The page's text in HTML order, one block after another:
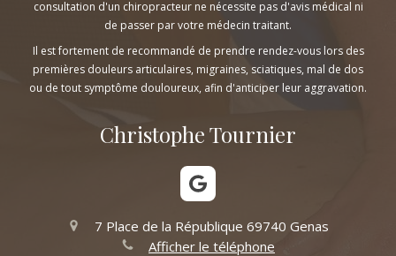
consultation d'un chiropracteur ne nécessite pas d'avis médical ni
de passer par votre médecin traitant.
Il est fortement de recommandé de prendre rendez-vous lors des
premières douleurs articulaires, migraines, sciatiques, mal de dos
ou de tout symptôme douloureux, afin d'anticiper leur aggravation.
Christophe Tournier
7 Place de la République 69740 Genas
Afficher le téléphone